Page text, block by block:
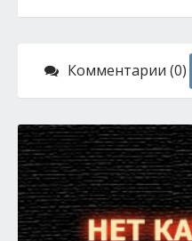
Комментарии (0)